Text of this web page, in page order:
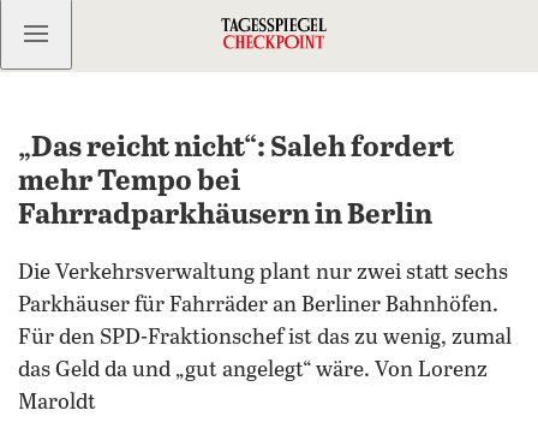
Kostenlos anmelden
„Das reicht nicht“: Saleh fordert
mehr Tempo bei
Fahrradparkhäusern in Berlin
Die Verkehrsverwaltung plant nur zwei statt sechs
Parkhäuser für Fahrräder an Berliner Bahnhöfen.
Für den SPD-Fraktionschef ist das zu wenig, zumal
das Geld da und „gut angelegt“ wäre. Von Lorenz
Maroldt